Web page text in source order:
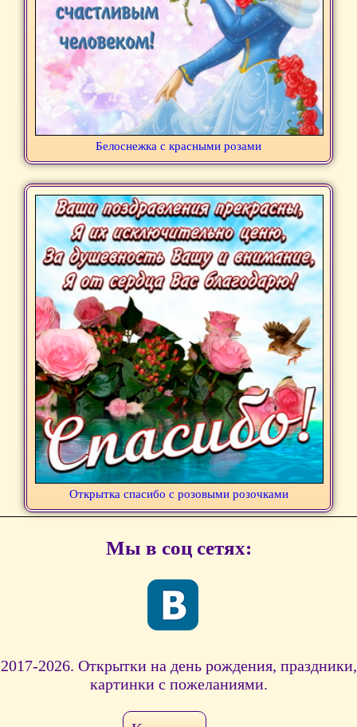
Белоснежка с красными розами
Открытка спасибо с розовыми розочками
Мы в соц сетях:
2017-2026. Открытки на день рождения, праздники,
картинки с пожеланиями.